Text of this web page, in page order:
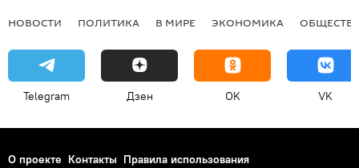
НОВОСТИ ПОЛИТИКА В МИРЕ ЭКОНОМИКА
Telegram Дзен OK VK
О проекте Контакты Правила использования